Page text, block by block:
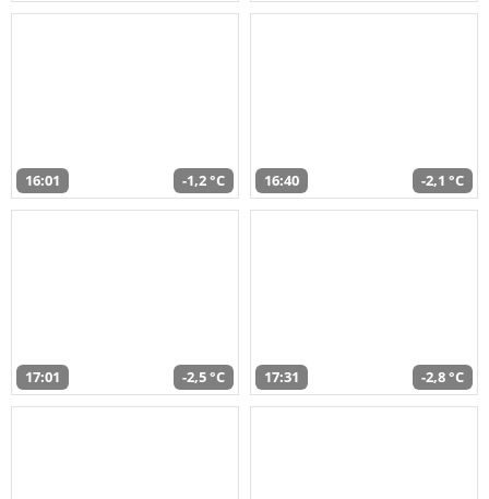
16:01 -1,2 °C 16:40 -2,1 °C
17:01 -2,5 °C 17:31 -2,8 °C